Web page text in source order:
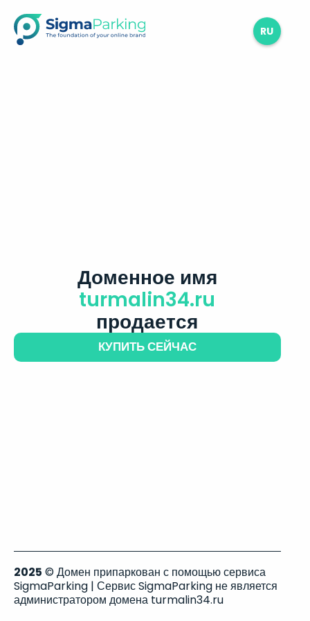
RU
Доменное имя
turmalin34.ru
продается
КУПИТЬ СЕЙЧАС
2025 © Домен припаркован с помощью сервиса
SigmaParking | Сервис SigmaParking не является
администратором домена turmalin34.ru